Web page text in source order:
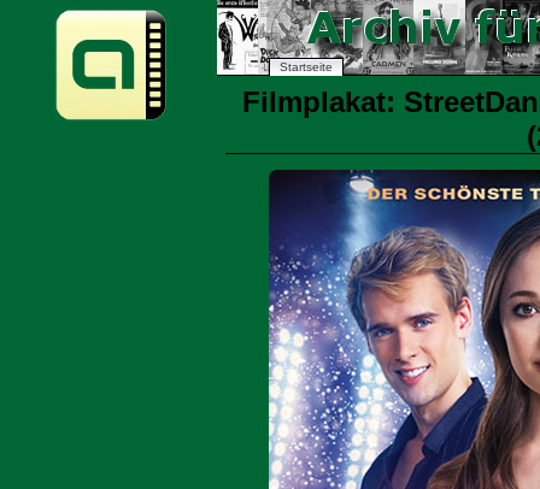
Startseite
Filmplakat: